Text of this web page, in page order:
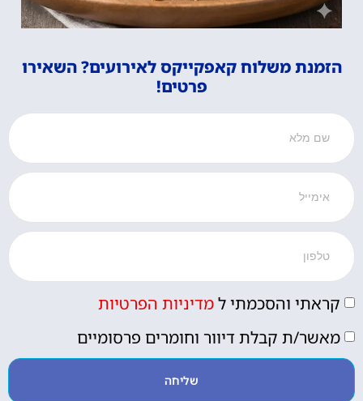
הזמנת משלוח קאפקייקס לאירועים? השאירו
פרטים!
קראתי והסכמתי למדיניות הפרטיות
מאשר/ת קבלת דיוור וחומרים פרסומיים
שליחה